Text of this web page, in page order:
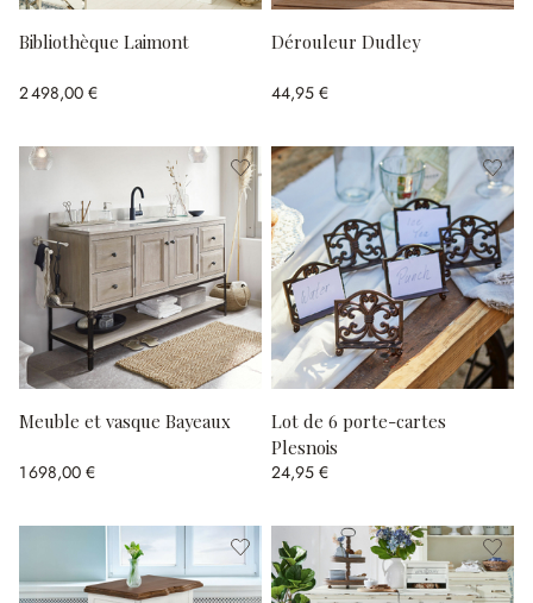
Bibliothèque Laimont
2 498,00 €
Dérouleur Dudley
44,95 €
Meuble et vasque Bayeaux
1 698,00 €
Lot de 6 porte-cartes
Plesnois
24,95 €